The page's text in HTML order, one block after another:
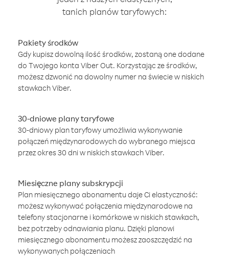
tanich planów taryfowych:
Pakiety środków
Gdy kupisz dowolną ilość środków, zostaną one dodane
do Twojego konta Viber Out. Korzystając ze środków,
możesz dzwonić na dowolny numer na świecie w niskich
stawkach Viber.
30-dniowe plany taryfowe
30-dniowy plan taryfowy umożliwia wykonywanie
połączeń międzynarodowych do wybranego miejsca
przez okres 30 dni w niskich stawkach Viber.
Miesięczne plany subskrypcji
Plan miesięcznego abonamentu daje Ci elastyczność:
możesz wykonywać połączenia międzynarodowe na
telefony stacjonarne i komórkowe w niskich stawkach,
bez potrzeby odnawiania planu. Dzięki planowi
miesięcznego abonamentu możesz zaoszczędzić na
wykonywanych połączeniach